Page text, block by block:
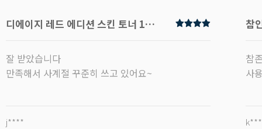
디에이지 레드 에디션 스킨 토너 120ml
잘 받았습니다
만족해서 사계절 꾸준히 쓰고 있어요~
j****
참
참
사